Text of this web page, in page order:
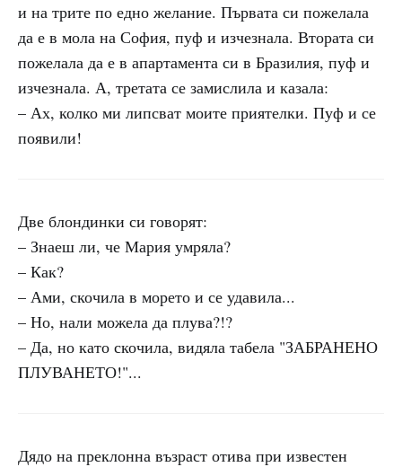
и на трите по едно желание. Първата си пожелала
да е в мола на София, пуф и изчезнала. Втората си
пожелала да е в апартамента си в Бразилия, пуф и
изчезнала. А, третата се замислила и казала:
– Ах, колко ми липсват моите приятелки. Пуф и се
появили!
Две блондинки си говорят:
– Знаеш ли, че Мария умряла?
– Как?
– Ами, скочила в морето и се удавила...
– Но, нали можела да плува?!?
– Да, но като скочила, видяла табела "ЗАБРАНЕНО
ПЛУВАНЕТО!"...
Дядо на преклонна възраст отива при известен